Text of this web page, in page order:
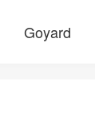
Goyard